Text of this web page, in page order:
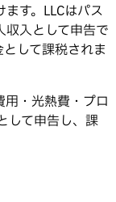
す。LLCはパス
収入として申告で
して課税されま
・光熱費・プロ
して申告し、課